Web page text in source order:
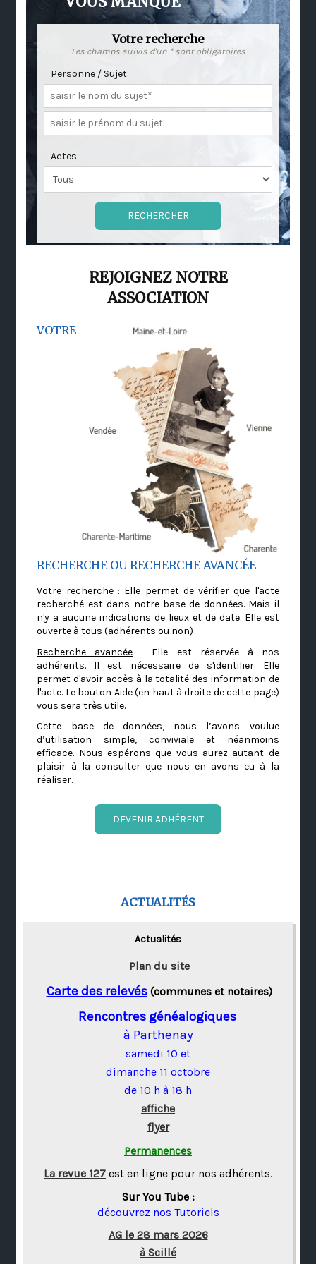
Votre recherche
Les champs suivis d'un * sont obligatoires
Personne / Sujet
Actes
REJOIGNEZ NOTRE
ASSOCIATION
VOTRE
RECHERCHE OU RECHERCHE AVANCÉE
Votre recherche: Elle permet de vérifier que l'acte
recherché est dans notre base de données. Mais il
n'y a aucune indications de lieux et de date. Elle est
ouverte à tous (adhérents ou non)
Recherche avancée : Elle est réservée à nos
adhérents. Il est nécessaire de s'identifier. Elle
permet d'avoir accès à la totalité des information de
l'acte. Le bouton Aide (en haut à droite de cette page)
vous sera très utile.
Cette base de données, nous l’avons voulue
d’utilisation simple, conviviale et néanmoins
efficace. Nous espérons que vous aurez autant de
plaisir à la consulter que nous en avons eu à la
réaliser.
DEVENIR ADHÉRENT
ACTUALITÉS
Actualités
Plan du site
Carte des relevés(communes et notaires)
Rencontres généalogiques
à Parthenay
samedi 10 et
dimanche 11 octobre
de 10 h à 18 h
affiche
flyer
Permanences
La revue 127 est en ligne pour nos adhérents.
Sur You Tube :
découvrez nos Tutoriels
AG le 28 mars 2026
à Scillé